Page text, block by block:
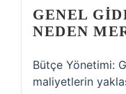
GENEL
NEDEN
Bütçe Yönetimi:
maliyetlerin